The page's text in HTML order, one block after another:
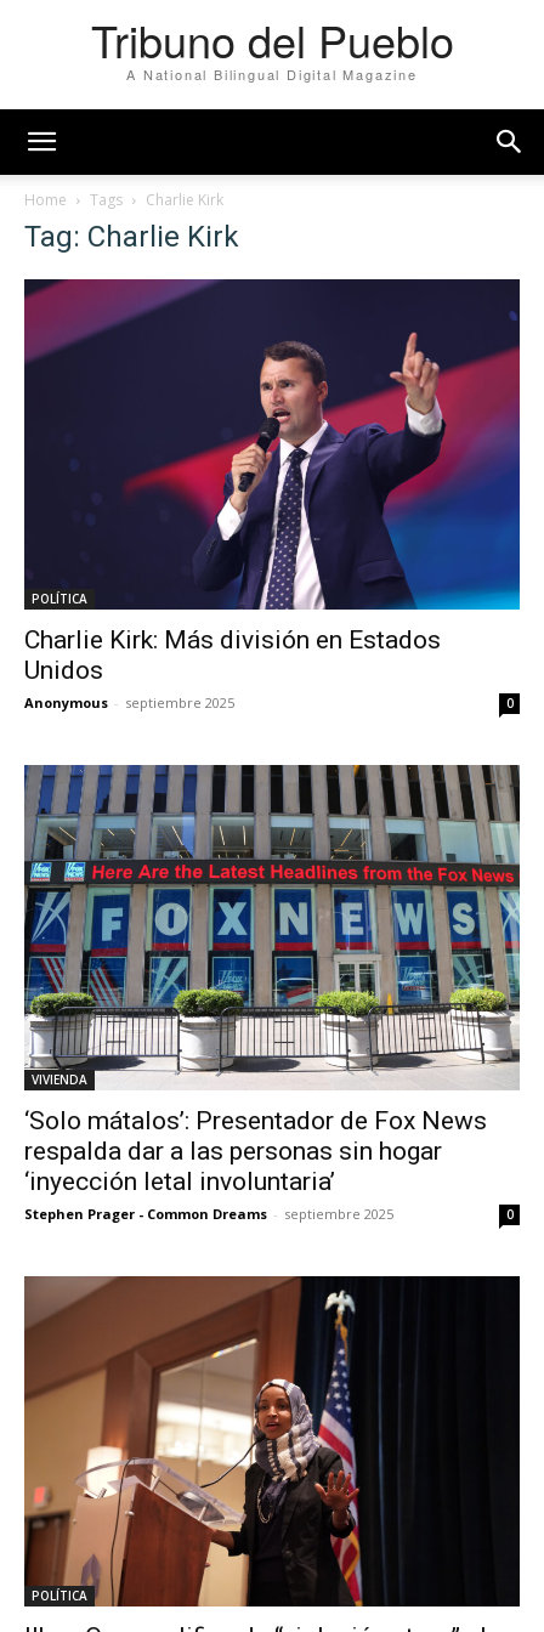
Tribuno del Pueblo
A National Bilingual Digital Magazine
Home Tags Charlie Kirk
Tag: Charlie Kirk
POLÍTICA
Charlie Kirk: Más división en Estados
Unidos
Anonymous - septiembre 2025 0
VIVIENDA
‘Solo mátalos’: Presentador de Fox News
respalda dar a las personas sin hogar
‘inyección letal involuntaria’
Stephen Prager - Common Dreams - septiembre 2025 0
POLÍTICA